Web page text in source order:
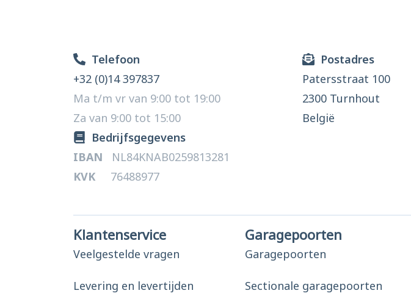
Telefoon
+32 (0)14 397837
Ma t/m vr van 9:00 tot 19:00
Za van 9:00 tot 15:00
Postadres
Patersstraat 100
2300 Turnhout
België
Bedrijfsgegevens
IBAN NL84KNAB0259813281
KVK 76488977
Klantenservice
Veelgestelde vragen
Levering en levertijden
Garagepoorten
Garagepoorten
Sectionale garagepoorten